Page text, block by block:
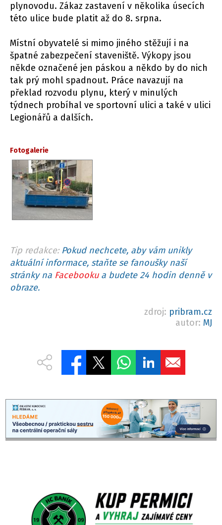
plynovodu. Zákaz zastavení v několika úsecích
této ulice bude platit až do 8. srpna.
Místní obyvatelé si mimo jiného stěžují i na
špatné zabezpečení staveniště. Výkopy jsou
někde označené jen páskou a někdo by do nich
tak prý mohl spadnout. Práce navazují na
překlad rozvodu plynu, který v minulých
týdnech probíhal ve sportovní ulici a také v ulici
Legionářů a dalších.
Fotogalerie
Tip redakce: Pokud nechcete, aby vám unikly
aktuální informace, staňte se fanoušky naší
stránky na Facebookua budete 24 hodin denně v
obraze.
zdroj: pribram.cz
autor: MJ